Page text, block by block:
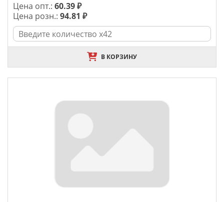
Цена опт.: 60.39 ₽
Цена розн.: 94.81 ₽
В КОРЗИНУ